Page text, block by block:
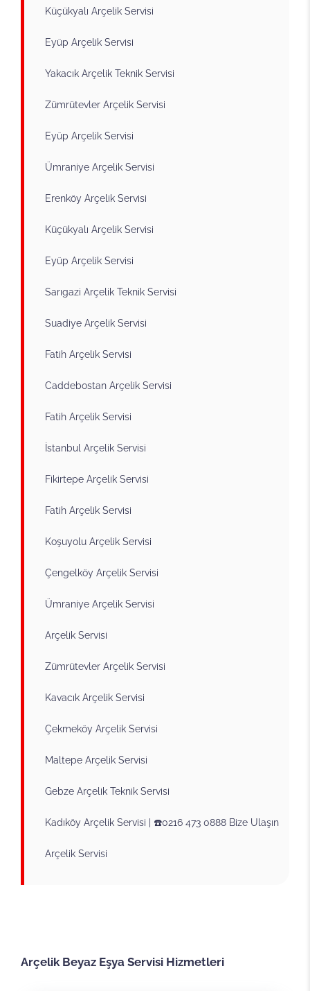
Küçükyalı Arçelik Servisi
Eyüp Arçelik Servisi
Yakacık Arçelik Teknik Servisi
Zümrütevler Arçelik Servisi
Eyüp Arçelik Servisi
Ümraniye Arçelik Servisi
Erenköy Arçelik Servisi
Küçükyalı Arçelik Servisi
Eyüp Arçelik Servisi
Sarıgazi Arçelik Teknik Servisi
Suadiye Arçelik Servisi
Fatih Arçelik Servisi
Caddebostan Arçelik Servisi
Fatih Arçelik Servisi
İstanbul Arçelik Servisi
Fikirtepe Arçelik Servisi
Fatih Arçelik Servisi
Koşuyolu Arçelik Servisi
Çengelköy Arçelik Servisi
Ümraniye Arçelik Servisi
Arçelik Servisi
Zümrütevler Arçelik Servisi
Kavacık Arçelik Servisi
Çekmeköy Arçelik Servisi
Maltepe Arçelik Servisi
Gebze Arçelik Teknik Servisi
Kadıköy Arçelik Servisi | ☎️0216 473 0888 Bize Ulaşın
Arçelik Servisi
Arçelik Beyaz Eşya Servisi Hizmetleri